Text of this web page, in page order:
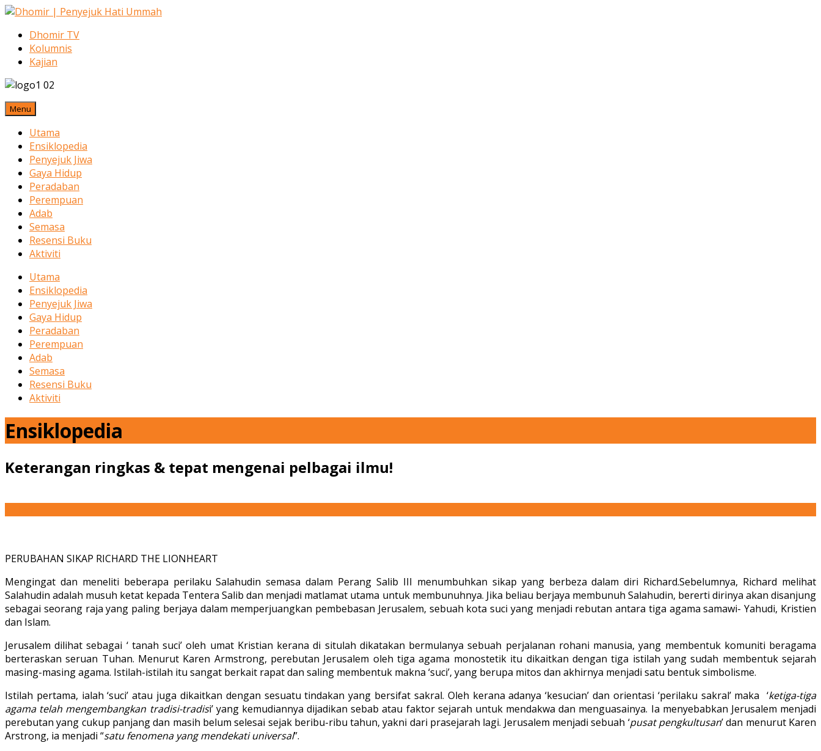
Dhomir TV
Kolumnis
Kajian
Menu
Utama
Ensiklopedia
Penyejuk Jiwa
Gaya Hidup
Peradaban
Perempuan
Adab
Semasa
Resensi Buku
Aktiviti
Utama
Ensiklopedia
Penyejuk Jiwa
Gaya Hidup
Peradaban
Perempuan
Adab
Semasa
Resensi Buku
Aktiviti
Ensiklopedia
Keterangan ringkas & tepat mengenai pelbagai ilmu!
PERUBAHAN SIKAP RICHARD THE LIONHEART
Mengingat dan meneliti beberapa perilaku Salahudin semasa dalam Perang Salib III menumbuhkan sikap yang berbeza dalam diri Richard.Sebelumnya, Richard melihat
Salahudin adalah musuh ketat kepada Tentera Salib dan menjadi matlamat utama untuk membunuhnya. Jika beliau berjaya membunuh Salahudin, bererti dirinya akan disanjung
sebagai seorang raja yang paling berjaya dalam memperjuangkan pembebasan Jerusalem, sebuah kota suci yang menjadi rebutan antara tiga agama samawi- Yahudi, Kristien
dan Islam.
Jerusalem dilihat sebagai ‘ tanah suci’ oleh umat Kristian kerana di situlah dikatakan bermulanya sebuah perjalanan rohani manusia, yang membentuk komuniti beragama
berteraskan seruan Tuhan. Menurut Karen Armstrong, perebutan Jerusalem oleh tiga agama monostetik itu dikaitkan dengan tiga istilah yang sudah membentuk sejarah
masing-masing agama. Istilah-istilah itu sangat berkait rapat dan saling membentuk makna ‘suci’, yang berupa mitos dan akhirnya menjadi satu bentuk simbolisme.
Istilah pertama, ialah ‘suci’ atau juga dikaitkan dengan sesuatu tindakan yang bersifat sakral. Oleh kerana adanya ‘kesucian’ dan orientasi ‘perilaku sakral’ maka ‘ketiga-tiga
agama telah mengembangkan tradisi-tradisi’ yang kemudiannya dijadikan sebab atau faktor sejarah untuk mendakwa dan menguasainya. Ia menyebabkan Jerusalem menjadi
perebutan yang cukup panjang dan masih belum selesai sejak beribu-ribu tahun, yakni dari prasejarah lagi. Jerusalem menjadi sebuah ‘pusat pengkultusan’ dan menurut Karen
Arstrong, ia menjadi “satu fenomena yang mendekati universal”.